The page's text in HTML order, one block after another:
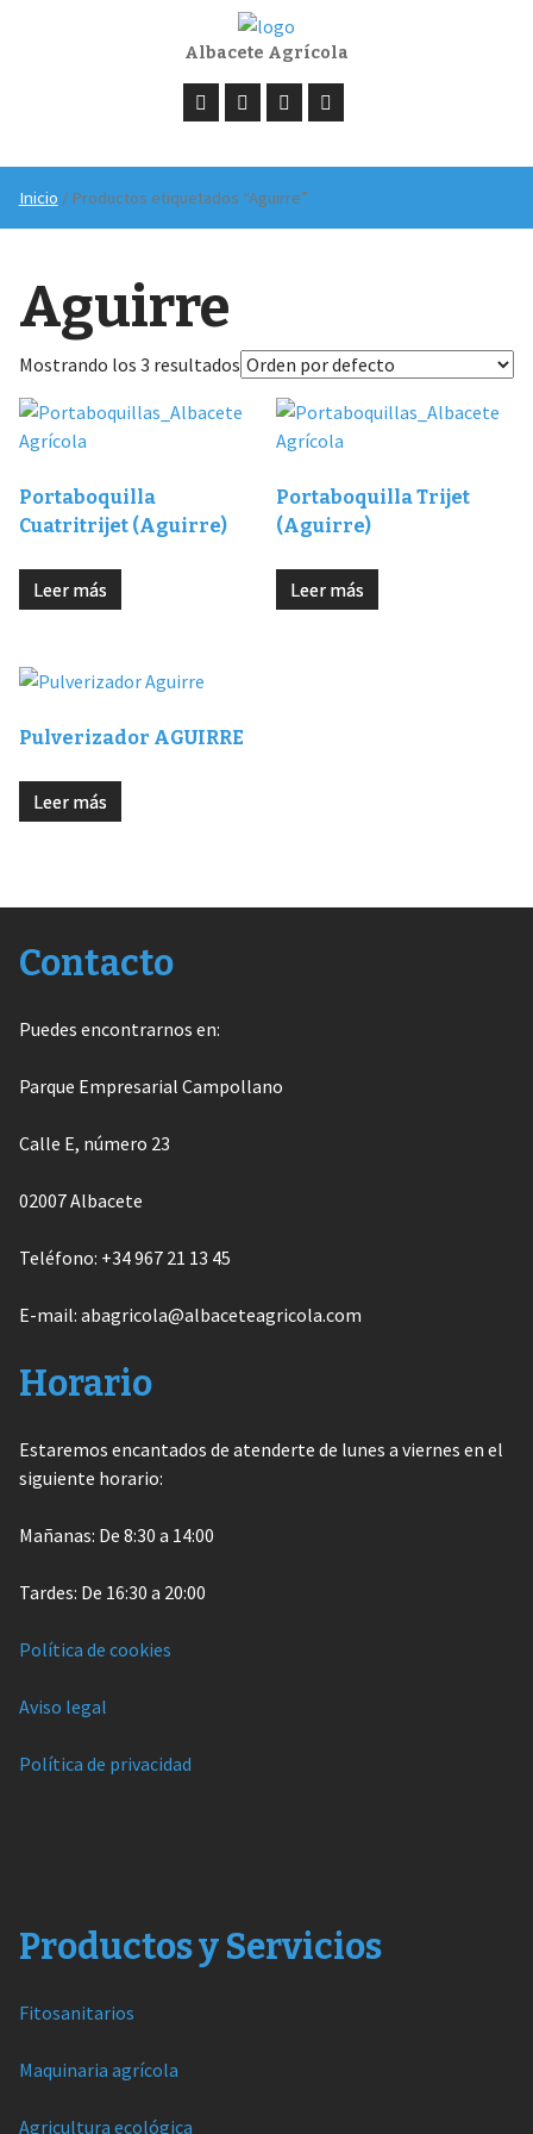
Albacete Agrícola
Inicio / Productos etiquetados “Aguirre”
Aguirre
Mostrando los 3 resultados
Portaboquilla
Cuatritrijet (Aguirre)
Leer más
Portaboquilla Trijet
(Aguirre)
Leer más
Pulverizador AGUIRRE
Leer más
Contacto
Puedes encontrarnos en:
Parque Empresarial Campollano
Calle E, número 23
02007 Albacete
Teléfono: +34 967 21 13 45
E-mail: abagricola@albaceteagricola.com
Horario
Estaremos encantados de atenderte de lunes a viernes en el
siguiente horario:
Mañanas: De 8:30 a 14:00
Tardes: De 16:30 a 20:00
Política de cookies
Aviso legal
Política de privacidad
Productos y Servicios
Fitosanitarios
Maquinaria agrícola
Agricultura ecológica